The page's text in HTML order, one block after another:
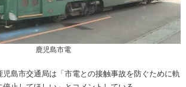
鹿児島市電
島市交通局は「市電との接触事故を防ぐために軌